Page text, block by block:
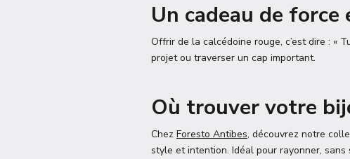
Un cadeau de force
Offrir de la calcédoine rouge, c’est dire : «
projet ou traverser un cap important.
Où trouver votre
Chez Foresto Antibes, découvrez notre
style et intention. Idéal pour rayonner, sans